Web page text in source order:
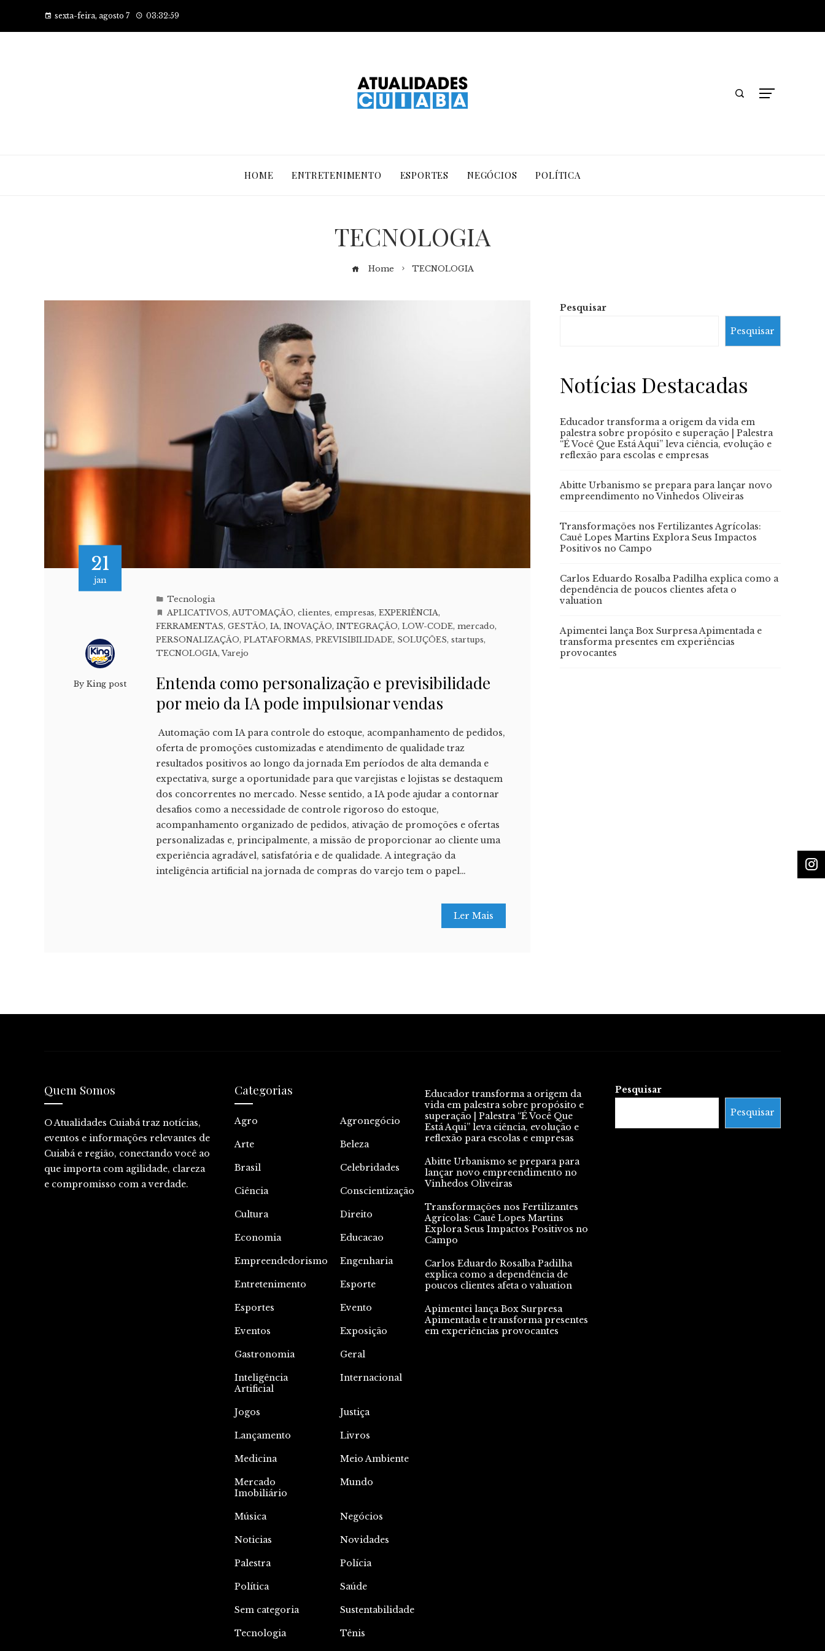
sexta-feira, agosto 7 03:33:00
HOME ENTRETENIMENTO ESPORTES NEGÓCIOS POLÍTICA
TECNOLOGIA
Home TECNOLOGIA
21
jan
ByKing post
Tecnologia
APLICATIVOS, AUTOMAÇÃO,clientes,empresas,EXPERIÊNCIA,
FERRAMENTAS,GESTÃO,IA,INOVAÇÃO,INTEGRAÇÃO,LOW-CODE,mercado,
PERSONALIZAÇÃO,PLATAFORMAS,PREVISIBILIDADE, SOLUÇÕES,startups,
TECNOLOGIA,Varejo
Entenda como personalização e previsibilidade
por meio da IA pode impulsionar vendas
Automação com IA para controle do estoque, acompanhamento de pedidos,
oferta de promoções customizadas e atendimento de qualidade traz
resultados positivos ao longo da jornada Em períodos de alta demanda e
expectativa, surge a oportunidade para que varejistas e lojistas se destaquem
dos concorrentes no mercado. Nesse sentido, a IA pode ajudar a contornar
desafios como a necessidade de controle rigoroso do estoque,
acompanhamento organizado de pedidos, ativação de promoções e ofertas
personalizadas e, principalmente, a missão de proporcionar ao cliente uma
experiência agradável, satisfatória e de qualidade. A integração da
inteligência artificial na jornada de compras do varejo tem o papel…
Ler Mais
Pesquisar
Pesquisar
Notícias Destacadas
Educador transforma a origem da vida em
palestra sobre propósito e superação | Palestra
“É Você Que Está Aqui” leva ciência, evolução e
reflexão para escolas e empresas
Abitte Urbanismo se prepara para lançar novo
empreendimento no Vinhedos Oliveiras
Transformações nos Fertilizantes Agrícolas:
Cauê Lopes Martins Explora Seus Impactos
Positivos no Campo
Carlos Eduardo Rosalba Padilha explica como a
dependência de poucos clientes afeta o
valuation
Apimentei lança Box Surpresa Apimentada e
transforma presentes em experiências
provocantes
Quem Somos
O Atualidades Cuiabá traz notícias,
eventos e informações relevantes de
Cuiabá e região, conectando você ao
que importa com agilidade, clareza
e compromisso com a verdade.
Categorias
Agro Agronegócio
Arte Beleza
Brasil Celebridades
Ciência Conscientização
Cultura Direito
Economia Educacao
Empreendedorismo Engenharia
Entretenimento Esporte
Esportes Evento
Eventos Exposição
Gastronomia Geral
Inteligência
Artificial
Internacional
Jogos Justiça
Lançamento Livros
Medicina Meio Ambiente
Mercado
Imobiliário
Mundo
Música Negócios
Noticias Novidades
Palestra Polícia
Política Saúde
Sem categoria Sustentabilidade
Tecnologia Tênis
Educador transforma a origem da
vida em palestra sobre propósito e
superação | Palestra “É Você Que
Está Aqui” leva ciência, evolução e
reflexão para escolas e empresas
Abitte Urbanismo se prepara para
lançar novo empreendimento no
Vinhedos Oliveiras
Transformações nos Fertilizantes
Agrícolas: Cauê Lopes Martins
Explora Seus Impactos Positivos no
Campo
Carlos Eduardo Rosalba Padilha
explica como a dependência de
poucos clientes afeta o valuation
Apimentei lança Box Surpresa
Apimentada e transforma presentes
em experiências provocantes
Pesquisar
Pesquisar